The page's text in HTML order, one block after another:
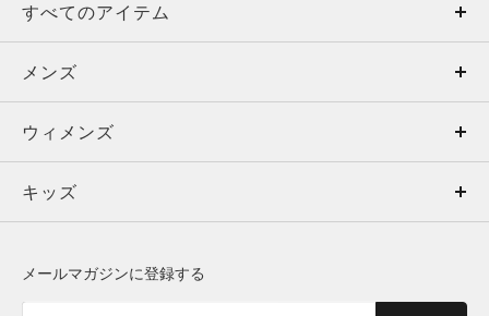
すべてのアイテム
メンズ
ウィメンズ
キッズ
メンズ
トップス
ボトムス
ウィメンズ
トップス
キッズ
メールマガジンに登録する